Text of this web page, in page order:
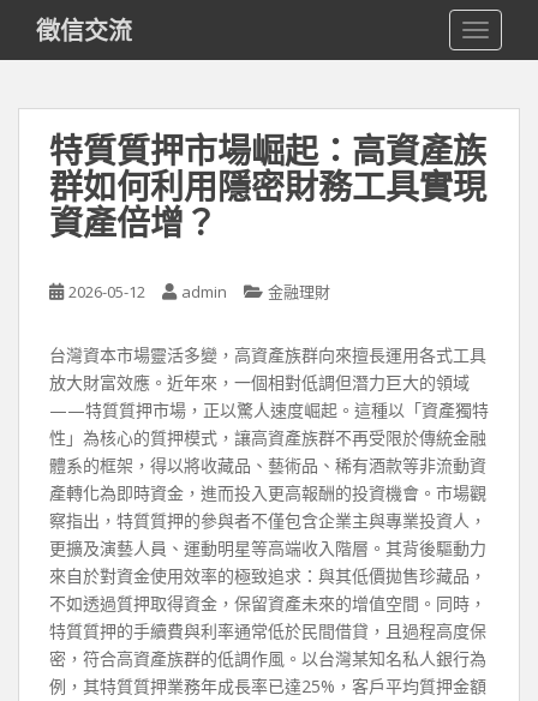
i
徵信交流
特質質押市場崛起：高資產族
群如何利用隱密財務工具實現
資產倍增？
2026-05-12 admin 金融理財
台灣資本市場靈活多變，高資產族群向來擅長運用各式工具
放大財富效應。近年來，一個相對低調但潛力巨大的領域
——特質質押市場，正以驚人速度崛起。這種以「資產獨特
性」為核心的質押模式，讓高資產族群不再受限於傳統金融
體系的框架，得以將收藏品、藝術品、稀有酒款等非流動資
產轉化為即時資金，進而投入更高報酬的投資機會。市場觀
察指出，特質質押的參與者不僅包含企業主與專業投資人，
更擴及演藝人員、運動明星等高端收入階層。其背後驅動力
來自於對資金使用效率的極致追求：與其低價拋售珍藏品，
不如透過質押取得資金，保留資產未來的增值空間。同時，
特質質押的手續費與利率通常低於民間借貸，且過程高度保
密，符合高資產族群的低調作風。以台灣某知名私人銀行為
例，其特質質押業務年成長率已達25%，客戶平均質押金額